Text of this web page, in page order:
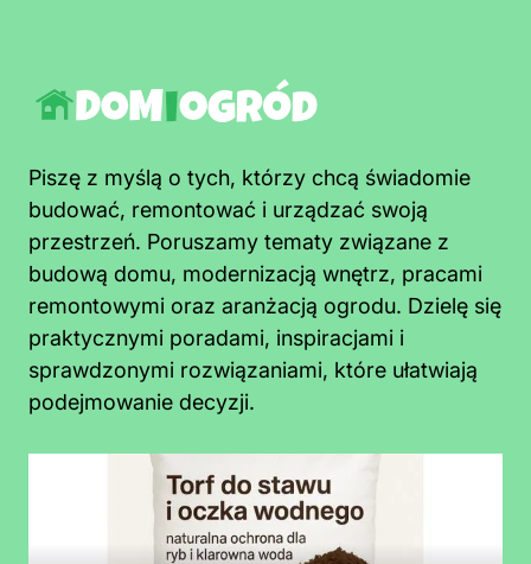
Piszę z myślą o tych, którzy chcą świadomie
budować, remontować i urządzać swoją
przestrzeń. Poruszamy tematy związane z
budową domu, modernizacją wnętrz, pracami
remontowymi oraz aranżacją ogrodu. Dzielę się
praktycznymi poradami, inspiracjami i
sprawdzonymi rozwiązaniami, które ułatwiają
podejmowanie decyzji.